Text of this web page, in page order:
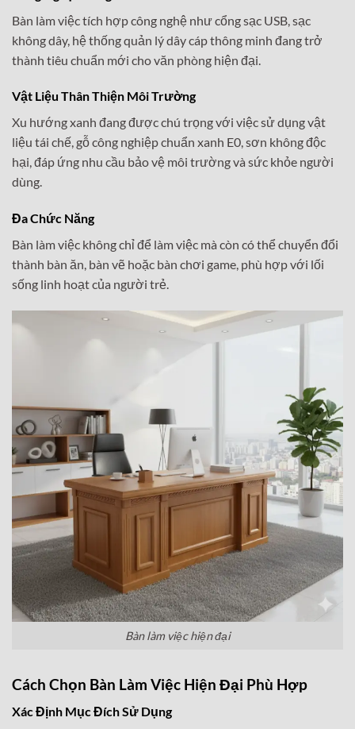
Bàn làm việc tích hợp công nghệ như cổng sạc USB, sạc
không dây, hệ thống quản lý dây cáp thông minh đang trở
thành tiêu chuẩn mới cho văn phòng hiện đại.
Vật Liệu Thân Thiện Môi Trường
Xu hướng xanh đang được chú trọng với việc sử dụng vật
liệu tái chế, gỗ công nghiệp chuẩn xanh E0, sơn không độc
hại, đáp ứng nhu cầu bảo vệ môi trường và sức khỏe người
dùng.
Đa Chức Năng
Bàn làm việc không chỉ để làm việc mà còn có thể chuyển đổi
thành bàn ăn, bàn vẽ hoặc bàn chơi game, phù hợp với lối
sống linh hoạt của người trẻ.
Bàn làm việc hiện đại
Cách Chọn Bàn Làm Việc Hiện Đại Phù Hợp
Xác Định Mục Đích Sử Dụng